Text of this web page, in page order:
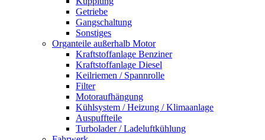
Getriebe
Gangschaltung
Sonstiges
Organteile außerhalb Motor
Kraftstoffanlage Benziner
Kraftstoffanlage Diesel
Keilriemen / Spannrolle
Filter
Motoraufhängung
Kühlsystem / Heizung / Klimaanlage
Auspuffteile
Turbolader / Ladeluftkühlung